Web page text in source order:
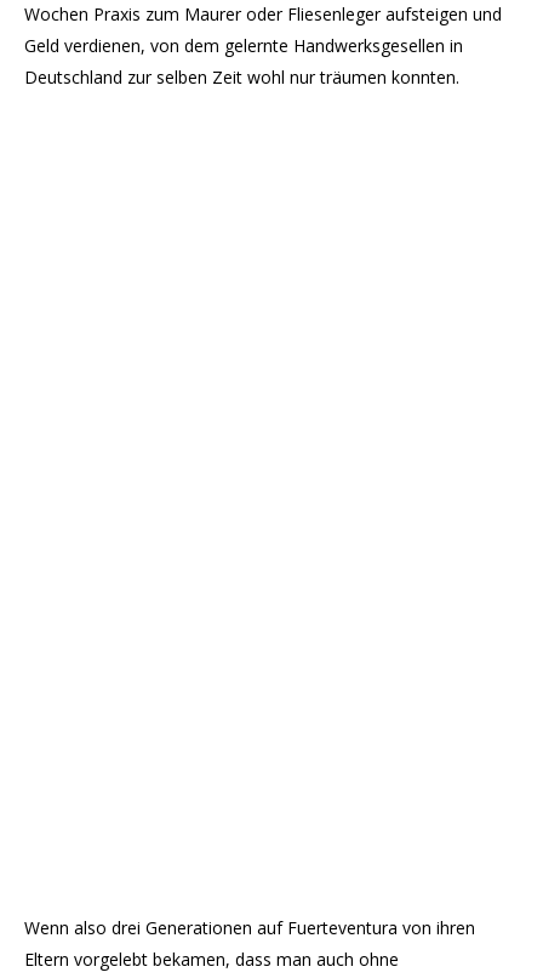
Wochen Praxis zum Maurer oder Fliesenleger aufsteigen und
Geld verdienen, von dem gelernte Handwerksgesellen in
Deutschland zur selben Zeit wohl nur träumen konnten.
Wenn also drei Generationen auf Fuerteventura von ihren
Eltern vorgelebt bekamen, dass man auch ohne